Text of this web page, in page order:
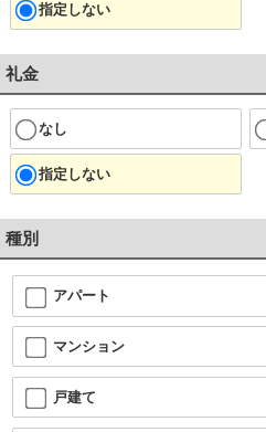
指定しない
礼金
なし
指定しない
種別
アパート
マンション
戸建て